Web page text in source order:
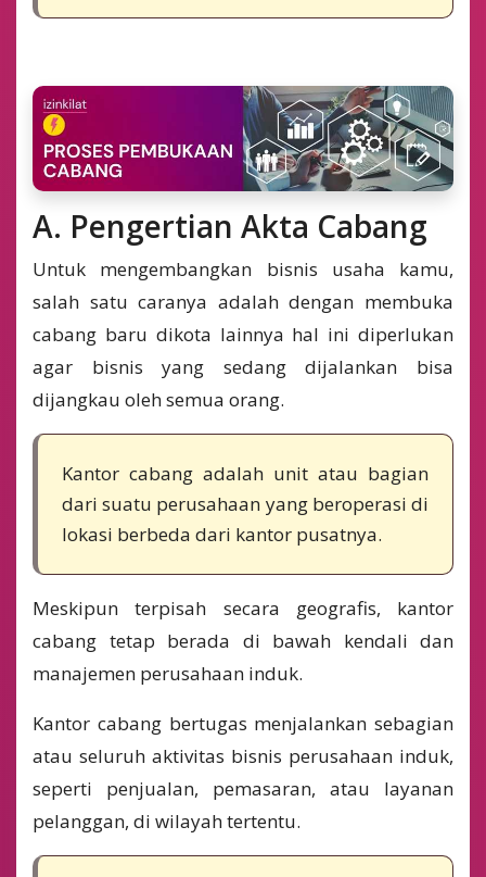
A. Pengertian Akta Cabang
Untuk mengembangkan bisnis usaha kamu,
salah satu caranya adalah dengan membuka
cabang baru dikota lainnya hal ini diperlukan
agar bisnis yang sedang dijalankan bisa
dijangkau oleh semua orang.
Kantor cabang adalah unit atau bagian
dari suatu perusahaan yang beroperasi di
lokasi berbeda dari kantor pusatnya.
Meskipun terpisah secara geografis, kantor
cabang tetap berada di bawah kendali dan
manajemen perusahaan induk.
Kantor cabang bertugas menjalankan sebagian
atau seluruh aktivitas bisnis perusahaan induk,
seperti penjualan, pemasaran, atau layanan
pelanggan, di wilayah tertentu.